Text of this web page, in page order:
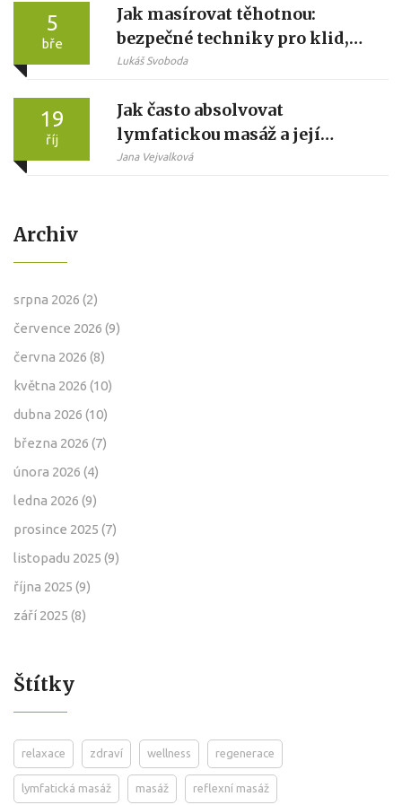
5
bře
Jak masírovat těhotnou:
bezpečné techniky pro klid,
odpočinek a přípravu na porod
Lukáš Svoboda
19
říj
Jak často absolvovat
lymfatickou masáž a její
přínosy
Jana Vejvalková
Archiv
srpna 2026 (2)
července 2026 (9)
června 2026 (8)
května 2026 (10)
dubna 2026 (10)
března 2026 (7)
února 2026 (4)
ledna 2026 (9)
prosince 2025 (7)
listopadu 2025 (9)
října 2025 (9)
září 2025 (8)
Štítky
relaxace zdraví wellness regenerace
lymfatická masáž masáž reflexní masáž